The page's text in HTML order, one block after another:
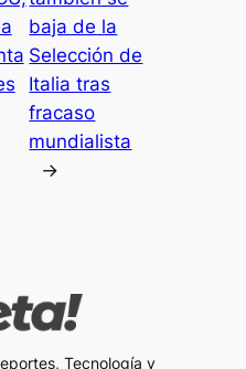
baja de la
Selección de
Italia tras
fracaso
mundialista
→
Tecnología y